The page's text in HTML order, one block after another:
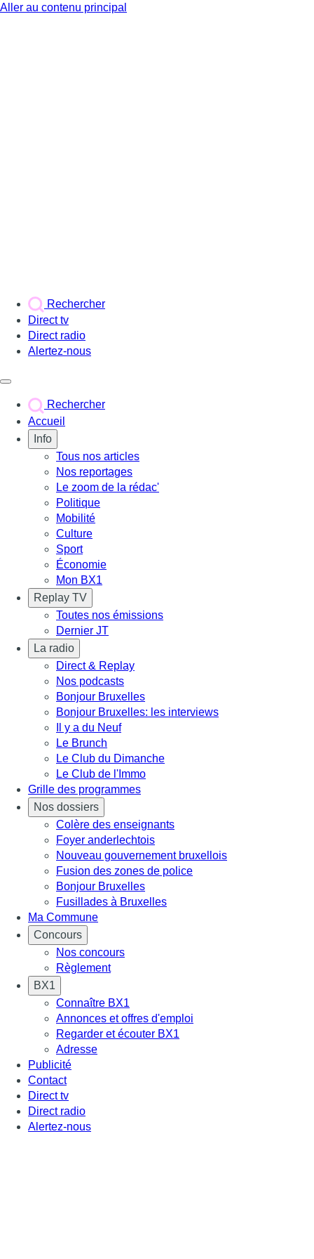
Aller au contenu principal
Rechercher
Direct tv
Direct radio
Alertez-nous
Rechercher
Accueil
Info
Tous nos articles
Nos reportages
Le zoom de la rédac'
Politique
Mobilité
Culture
Sport
Économie
Mon BX1
Replay TV
Toutes nos émissions
Dernier JT
La radio
Direct & Replay
Nos podcasts
Bonjour Bruxelles
Bonjour Bruxelles: les interviews
Il y a du Neuf
Le Brunch
Le Club du Dimanche
Le Club de l'Immo
Grille des programmes
Nos dossiers
Colère des enseignants
Foyer anderlechtois
Nouveau gouvernement bruxellois
Fusion des zones de police
Bonjour Bruxelles
Fusillades à Bruxelles
Ma Commune
Concours
Nos concours
Règlement
BX1
Connaître BX1
Annonces et offres d'emploi
Regarder et écouter BX1
Adresse
Publicité
Contact
Direct tv
Direct radio
Alertez-nous